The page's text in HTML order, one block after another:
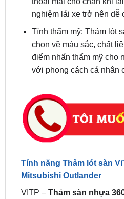
Tính thẩm mỹ: Thảm lót
chọn về màu sắc, chất
điểm nhấn thẩm mỹ cho
với phong cách cá nhân
Tính năng Thảm lót sàn
VITP –Thảm sàn nhựa
Cửa Xe Outlander
Thảm ViTP là loại thảm